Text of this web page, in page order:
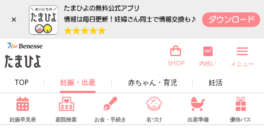
×
TOP 妊娠・出産 赤ちゃん・育児 妊活
SHOP 内祝い メニュー
妊娠早見表 産院検索 お金・手続き 名づけ 出産準備 優待パス